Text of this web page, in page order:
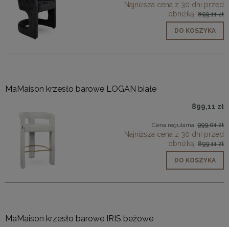
Najniższa cena z 30 dni przed
obniżką: 899,11 zł
DO KOSZYKA
MaMaison krzesło barowe LOGAN białe
899,11 zł
Cena regularna: 999,01 zł
Najniższa cena z 30 dni przed
obniżką: 899,11 zł
DO KOSZYKA
MaMaison krzesło barowe IRIS beżowe